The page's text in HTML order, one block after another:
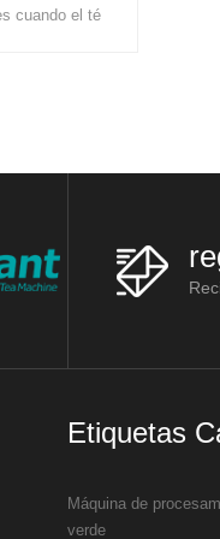
Etiquetas
Máquina de
verde